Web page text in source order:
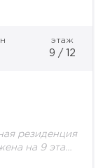
этаж
9 / 12
резиденция
на 9 этаже